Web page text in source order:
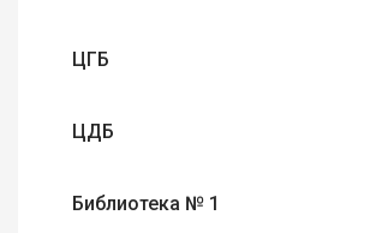
ЦГБ
ЦДБ
Библиотека № 1